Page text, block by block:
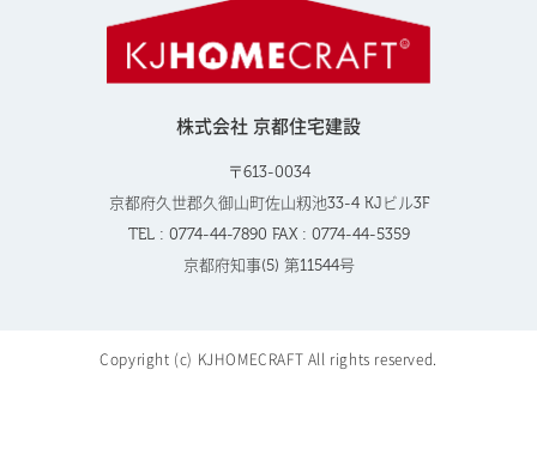
株式会社 京都住宅建設
〒613-0034
京都府久世郡久御山町佐山籾池33-4 KJビル3F
TEL : 0774-44-7890 FAX : 0774-44-5359
京都府知事(5) 第11544号
Copyright (c) KJHOMECRAFT All rights reserved.